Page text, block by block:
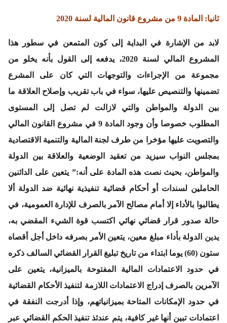
ثانيا: المادة 9 من مشروع قانون المالية لسنة 2020
لابد من الإشارة في البداية إلى كون المتمعن في سطور هذا
المشروع المالي لسنة 2020، يدفعه إلى القول بأنه يخلو من
مجموعة من الإجراءات والتوجهات التي كان على المشرع
تضمينها والتنصيص عليها، سواء في باب تقريب وإصلاح العلاقة ما
بين الدولة والمواطن والتي لازالت لم تصل إلى المستوى
المطلوب خصوصا وأن وجود المادة 9 في مشروع القانون المالي
والتصويت عليها مؤخرا من طرف لجنة المالية والتنمية الاقتصادية
بمجلس النواب سيزيد من تعقيد الوضعية والعلاقة بين الدولة
والمواطن، بحيث نصت هذه المادة على أنه:” يتعين على الدائنين
الحاملين لسندات أو أحكام قضائية تنفيذية نهائية ضد الدولة ألا
يطالبوا بالأداء إلا أمام مصالح الآمر بالصرف للإدارة العمومية، في
حالة صدور قرار قضائي نهائي اكتسب قوة الشيء المقضي به،
يدين الدولة بأداء مبلغ معين، يتعين الأمر بصرفه داخل أجل أقصاه
ستون (60) يوما ابتداء من تاريخ تبليغ القرار القضائي السالف ذكره
في حدود الاعتمادات المالية المفتوحة بالميزانية، يتعين على
الآمرين بالصرف إدراج الاعتمادات اللازمة لتنفيذ الأحكام القضائية
في حدود الإمكانات المتاحة بميزانياتهم، وإذا أدرجت النفقة في
اعتمادات تبين أنها غير كافية، يتم عندئذ تنفيذ الحكم القضائي عبر